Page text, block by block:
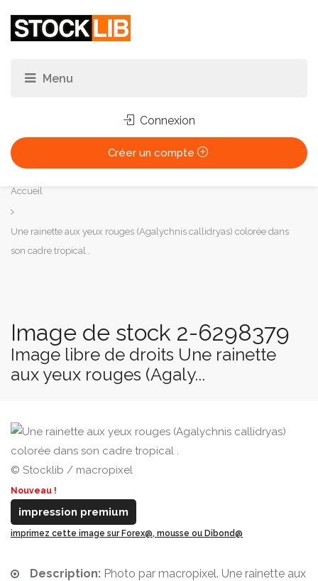
Connexion
Créer un compte
Vous
êtes
ici :
Accueil
Une rainette aux yeux rouges (Agalychnis callidryas) colorée dans
son cadre tropical .
Image de stock 2-6298379
Image libre de droits Une rainette
aux yeux rouges (Agaly...
© Stocklib / macropixel
Nouveau !
impression premium
imprimez cette image sur Forex@, mousse ou Dibond@
Description: Photo par macropixel. Une rainette aux